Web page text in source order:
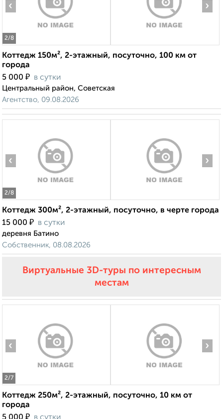
2/8
‹ ›
Коттедж 150м², 2-этажный, посуточно, 100 км от
города
5 000 ₽ в сутки
Центральный район, Советская
Агентство, 09.08.2026
2/8
‹ ›
Коттедж 300м², 2-этажный, посуточно, в черте города
15 000 ₽ в сутки
деревня Батино
Собственник, 08.08.2026
Виртуальные 3D-туры по интересным
местам
2/7
‹ ›
Коттедж 250м², 2-этажный, посуточно, 10 км от
города
₽